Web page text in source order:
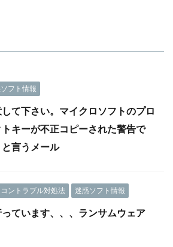
フト情報
て下さい。マイクロソフトのプロ
トキーが不正コピーされた警告で
言うメール
ントラブル対処法 迷惑ソフト情報
ています、、、ランサムウェア